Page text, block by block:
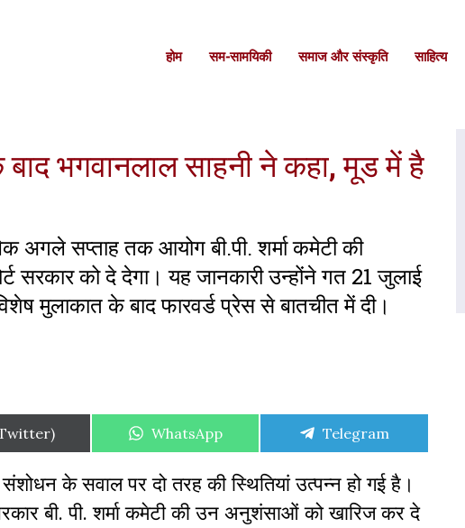
होम सम-सामयिकी समाज और संस्कृति साहित्‍य
भगवानलाल साहनी ने कहा, मूड में है
अगले सप्ताह तक आयोग बी.पी. शर्मा कमेटी की
को दे देगा। यह जानकारी उन्होंने गत 21 जुलाई
मुलाकात के बाद फारवर्ड प्रेस से बातचीत में दी।
Share
WhatsApp
Share
Telegram
के सवाल पर दो तरह की स्थितियां उत्पन्न हो गई है।
बी. पी. शर्मा कमेटी की उन अनुशंसाओं को खारिज कर दे